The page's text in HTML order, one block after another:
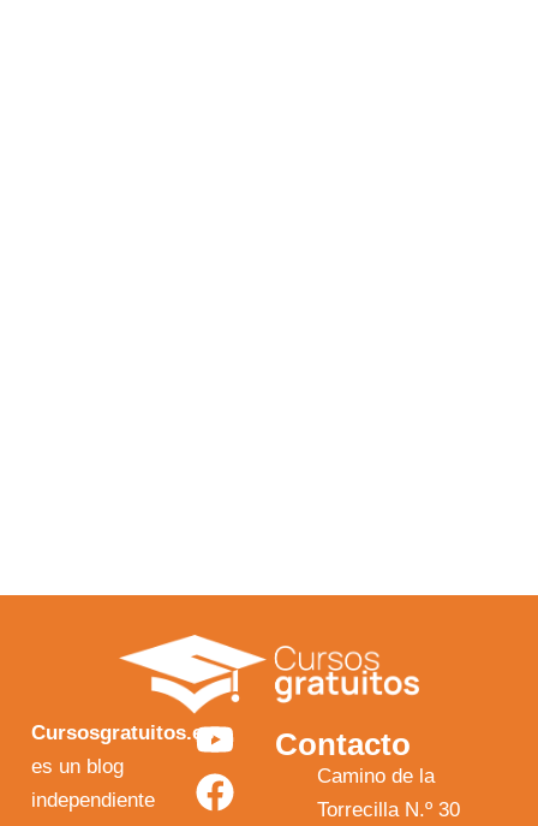
Cursosgratuitos.es
es un blog
independiente
Y
o
u
F
a
c
I
n
s
X
-
t
Contacto
Camino de la
Torrecilla N.º 30